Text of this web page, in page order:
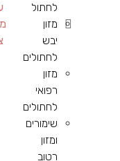
לחתול
מזון
יבש
לחתולים
מזון
רפואי
לחתולים
שימורים
ומזון
רטוב